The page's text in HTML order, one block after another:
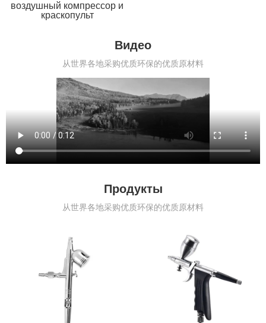
воздушный компрессор и
краскопульт
Видео
从世界各地采购优质环保的优质原材料
Продукты
从世界各地采购优质环保的优质原材料